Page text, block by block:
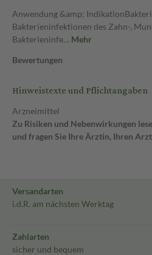
Anwendung &amp;
Bakterieninfektionen des Zahn-,
Bakterieninfe… Mehr
Bewertungen
Hinweistexte und Pflichtangaben
Arzneimittel
Zu Risiken und Nebenwirkungen
und fragen Sie Ihre Ärztin, Ihren
Versandarten
i.d.R. am nächsten Werktag
Zahlarten
sicher und bequem